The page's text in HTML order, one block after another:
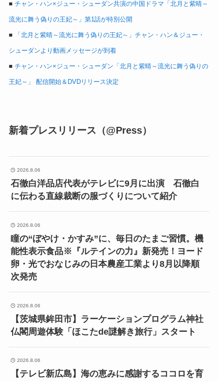
■ チャン・ハン×ジュー・シューダン共演の中国ドラマ「北月と紫晴～
流光に舞う偽りの王妃～」第1話が特別公開
■ 「北月と紫晴～流光に舞う偽りの王妃～」チャン・ハン＆ジュー・
シューダンより動画メッセージが到着
■ チャン・ハン×ジュー・シューダン「北月と紫晴～流光に舞う偽りの
王妃～」 配信開始＆DVDリリース決定
新着プレスリリース（@Press）
2026.8.06
石徹白洋品店代表がテレビに9月に出演 石徹白
に伝わる直線裁断の服づくりについて紹介
2026.8.06
瞳の“ぼやけ・かすみ”に、毎日のたまご習慣。機
能性表示食品※『ルテインの力』新発売！ヨード
卵・光でおなじみの日本農産工業より8月以降順
次発売
2026.8.06
【茨城県鉾田市】ラーケーションプログラム神社
仏閣周遊体験「ほこたde謎解き旅行」スタート
2026.8.06
【テレビ新広島】海の恵みに感謝するココロを育